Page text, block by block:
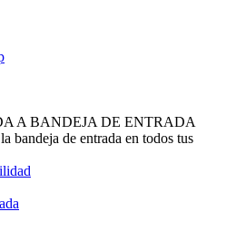
A BANDEJA DE ENTRADA
bandeja de entrada en todos tus